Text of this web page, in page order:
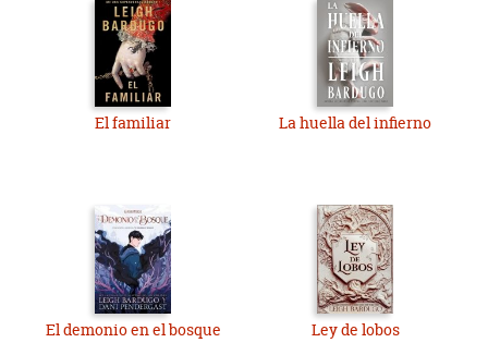
El familiar La huella del infierno
El demonio en el bosque Ley de lobos